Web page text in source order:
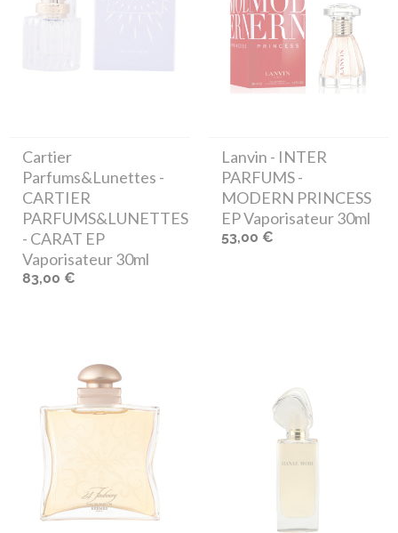
Cartier
Parfums&Lunettes -
CARTIER
PARFUMS&LUNETTES
- CARAT EP
Vaporisateur 30ml
83,00 €
Lanvin - INTER
PARFUMS -
MODERN PRINCESS
EP Vaporisateur 30ml
53,00 €